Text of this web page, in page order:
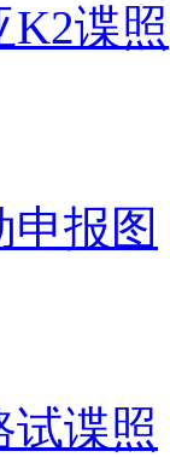
K2谍照
报图
试谍照